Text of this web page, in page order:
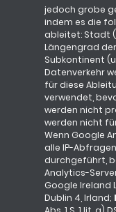
jedoch grobe
indem es die
ableitet: Stadt
Längengrad
Subkontinent
Datenverkehr
für diese
verwendet,
werden nicht
werden nicht
Wenn Google
alle IP-
durchgeführt,
Analytics-
Google Ireland
Dublin 4, Irland;